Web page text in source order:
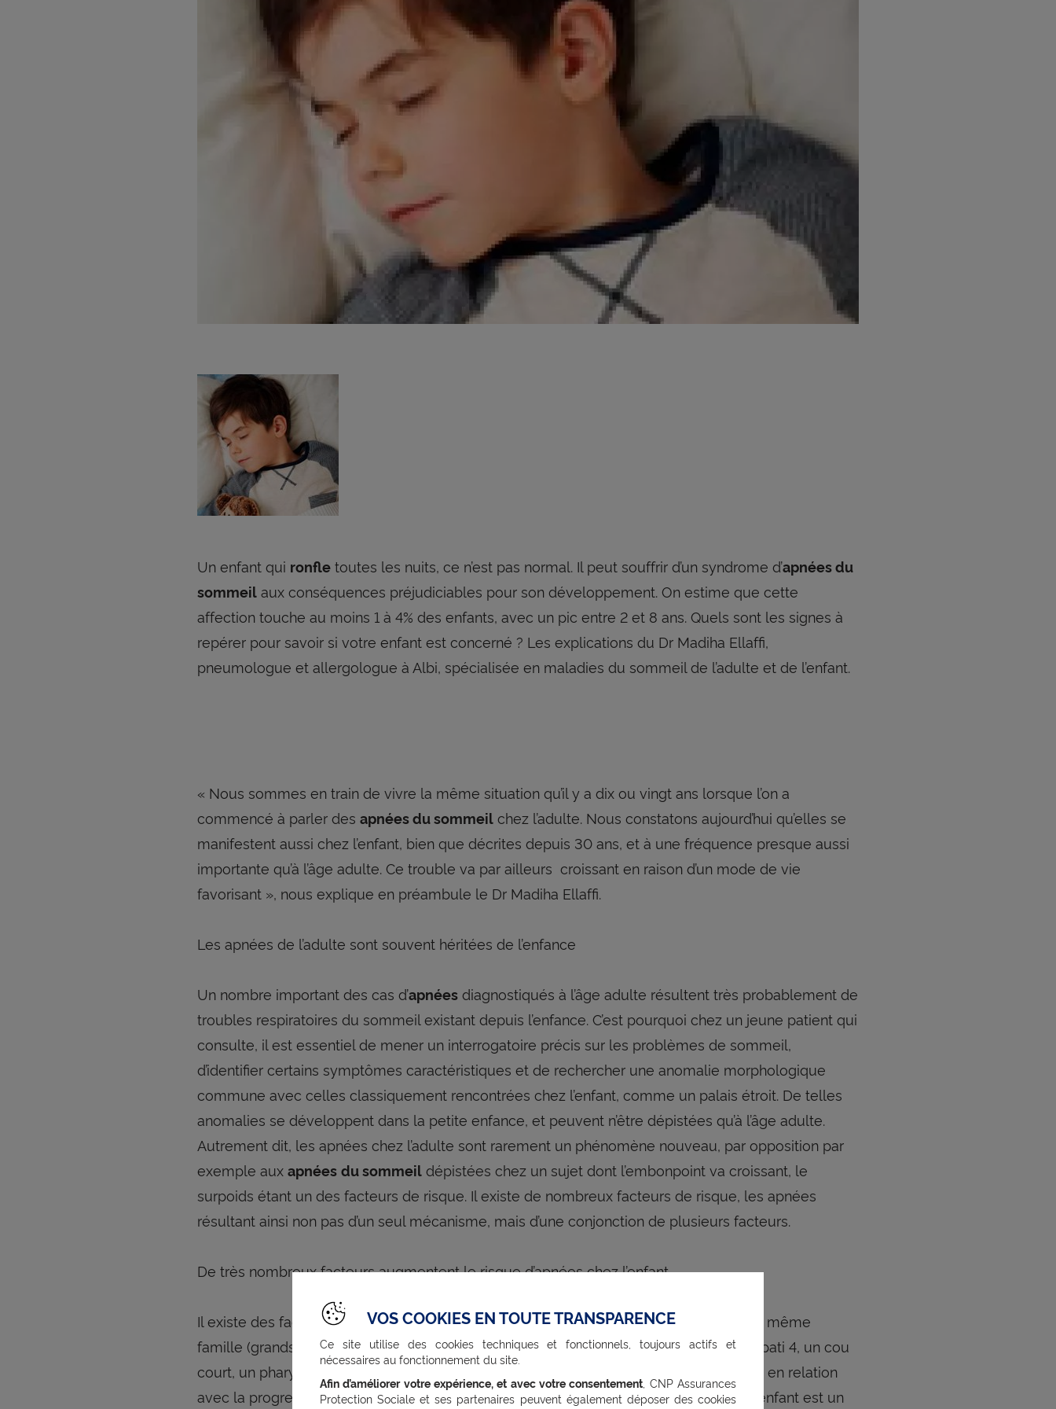
Un enfant qui ronfle toutes les nuits, ce n’est pas normal. Il peut souffrir d’un syndrome d’apnées du
sommeil aux conséquences préjudiciables pour son développement. On estime que cette
affection touche au moins 1 à 4% des enfants, avec un pic entre 2 et 8 ans. Quels sont les signes à
repérer pour savoir si votre enfant est concerné ? Les explications du Dr Madiha Ellaffi,
pneumologue et allergologue à Albi, spécialisée en maladies du sommeil de l’adulte et de l’enfant.
« Nous sommes en train de vivre la même situation qu’il y a dix ou vingt ans lorsque l’on a
commencé à parler des apnées du sommeil chez l’adulte. Nous constatons aujourd’hui qu’elles se
manifestent aussi chez l’enfant, bien que décrites depuis 30 ans, et à une fréquence presque aussi
importante qu’à l’âge adulte. Ce trouble va par ailleurs croissant en raison d’un mode de vie
favorisant », nous explique en préambule le Dr Madiha Ellaffi.
Les apnées de l’adulte sont souvent héritées de l’enfance
Un nombre important des cas d’apnées diagnostiqués à l’âge adulte résultent très probablement de
troubles respiratoires du sommeil existant depuis l’enfance. C’est pourquoi chez un jeune patient qui
consulte, il est essentiel de mener un interrogatoire précis sur les problèmes de sommeil,
d’identifier certains symptômes caractéristiques et de rechercher une anomalie morphologique
commune avec celles classiquement rencontrées chez l’enfant, comme un palais étroit. De telles
anomalies se développent dans la petite enfance, et peuvent n’être dépistées qu’à l’âge adulte.
Autrement dit, les apnées chez l’adulte sont rarement un phénomène nouveau, par opposition par
exemple aux apnées du sommeil dépistées chez un sujet dont l’embonpoint va croissant, le
surpoids étant un des facteurs de risque. Il existe de nombreux facteurs de risque, les apnées
résultant ainsi non pas d’un seul mécanisme, mais d’une conjonction de plusieurs facteurs.
De très nombreux facteurs augmentent le risque d’apnées chez l’enfant
Il existe des facteurs génétiques transmis et retrouvés chez plusieurs membres d’une même
famille (grands-parents, parents, fils/fille) comme un palais long, un score de mallampati 4, un cou
court, un pharynx étroit, un menton reculé, etc. Les apnées sont aussi plus fréquentes en relation
avec la progression des allergies. En effet, une des premières causes d’ apnéechez l’enfant est un
VOS COOKIES EN TOUTE TRANSPARENCE
Ce site utilise des cookies techniques et fonctionnels, toujours actifs et
nécessaires au fonctionnement du site.
Afin d’améliorer votre expérience, et avec votre consentement , CNP Assurances
Protection Sociale et ses partenaires peuvent également déposer des cookies